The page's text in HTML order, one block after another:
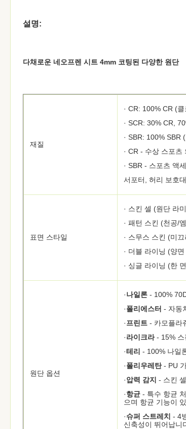
설명:
다채로운 네오프렌 시트 4mm 코팅된 다양한 원단
재질
· CR: 100% CR (
· SCR: 30% CR,
· SBR: 100% SBR
· CR - 수상 스포츠
· SBR - 스포츠 액
서포터, 허리 보호
표면 스타일
· 스킨 셀 (원단 라
· 패턴 스킨 (천공/
· 스무스 스킨 (미
· 더블 라이닝 (양
· 싱글 라이닝 (한
원단 옵션
·나일론 - 100%
·폴리에스터 - 자동
·프린트 - 카모플라
·라이크라- 15% 스
·테리 - 100% 나일
·폴리우레탄- PU
·압력 감지 - 스킨
·항균 - 특수 항균
으며 항균 기능이
·슈퍼 스트레치 - 4
신축성이 뛰어납니